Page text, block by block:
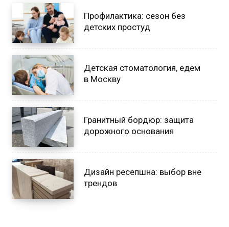
Профилактика: сезон без
детских простуд
Детская стоматология, едем
в Москву
Гранитный бордюр: защита
дорожного основания
Дизайн ресепшна: выбор вне
трендов